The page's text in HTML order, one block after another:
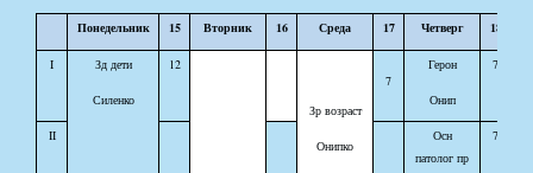
Понедельник 15 Вторник 16 Среда 17 Четверг 18
I Зд дети
Силенко
12
Зр возраст
Онипко
7
Герон
Онип
7
II
Осн
патолог пр
7